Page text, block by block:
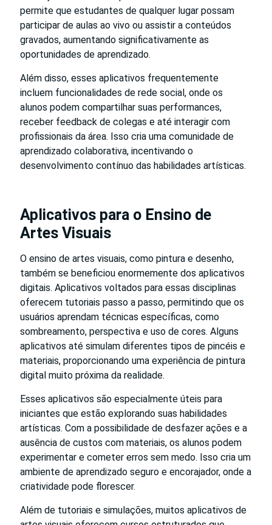
permite que estudantes de qualquer lugar possam
participar de aulas ao vivo ou assistir a conteúdos
gravados, aumentando significativamente as
oportunidades de aprendizado.
Além disso, esses aplicativos frequentemente
incluem funcionalidades de rede social, onde os
alunos podem compartilhar suas performances,
receber feedback de colegas e até interagir com
profissionais da área. Isso cria uma comunidade de
aprendizado colaborativa, incentivando o
desenvolvimento contínuo das habilidades artísticas.
Aplicativos para o Ensino de
Artes Visuais
O ensino de artes visuais, como pintura e desenho,
também se beneficiou enormemente dos aplicativos
digitais. Aplicativos voltados para essas disciplinas
oferecem tutoriais passo a passo, permitindo que os
usuários aprendam técnicas específicas, como
sombreamento, perspectiva e uso de cores. Alguns
aplicativos até simulam diferentes tipos de pincéis e
materiais, proporcionando uma experiência de pintura
digital muito próxima da realidade.
Esses aplicativos são especialmente úteis para
iniciantes que estão explorando suas habilidades
artísticas. Com a possibilidade de desfazer ações e a
ausência de custos com materiais, os alunos podem
experimentar e cometer erros sem medo. Isso cria um
ambiente de aprendizado seguro e encorajador, onde a
criatividade pode florescer.
Além de tutoriais e simulações, muitos aplicativos de